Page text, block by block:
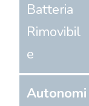
Batteria
Rimovibil
e
Autonomi